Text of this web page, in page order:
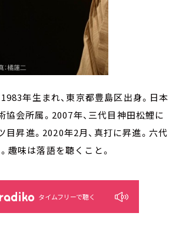
年生まれ、東京都豊島区出身。日本
協会所属。2007年、三代目神田松鯉に
目昇進。2020年2月、真打に昇進。六代
趣味は落語を聴くこと。
タイムフリーで聴く